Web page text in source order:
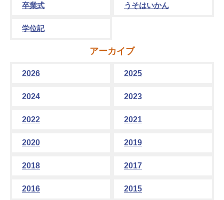
卒業式 うそはいかん
学位記
アーカイブ
2026 2025
2024 2023
2022 2021
2020 2019
2018 2017
2016 2015